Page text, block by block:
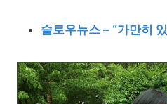
슬로우뉴스 – “가만히